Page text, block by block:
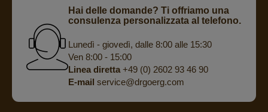
Hai delle domande? Ti offriamo una
consulenza personalizzata al telefono.
Lunedì - giovedì, dalle 8:00 alle 15:30
Ven 8:00 - 15:00
Linea diretta+49 (0) 2602 93 46 90
E-mail service@drgoerg.com